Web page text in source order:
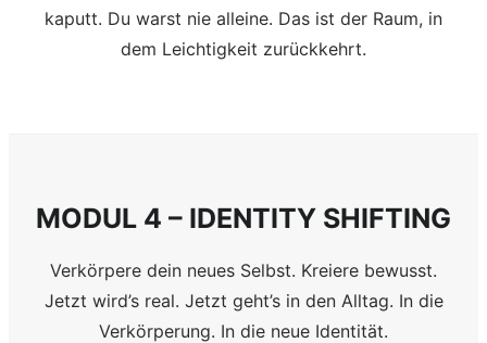
kaputt. Du warst nie alleine. Das ist der Raum, in
dem Leichtigkeit zurückkehrt.
MODUL 4 – IDENTITY SHIFTING
Verkörpere dein neues Selbst. Kreiere bewusst.
Jetzt wird’s real. Jetzt geht’s in den Alltag. In die
Verkörperung. In die neue Identität.